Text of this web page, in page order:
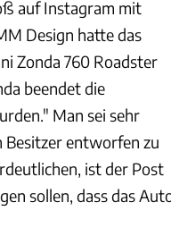
auf Instagram mit
Design hatte das
Zonda 760 Roadster
beendet die
Man sei sehr
Besitzer entworfen zu
ist der Post
sollen, dass das